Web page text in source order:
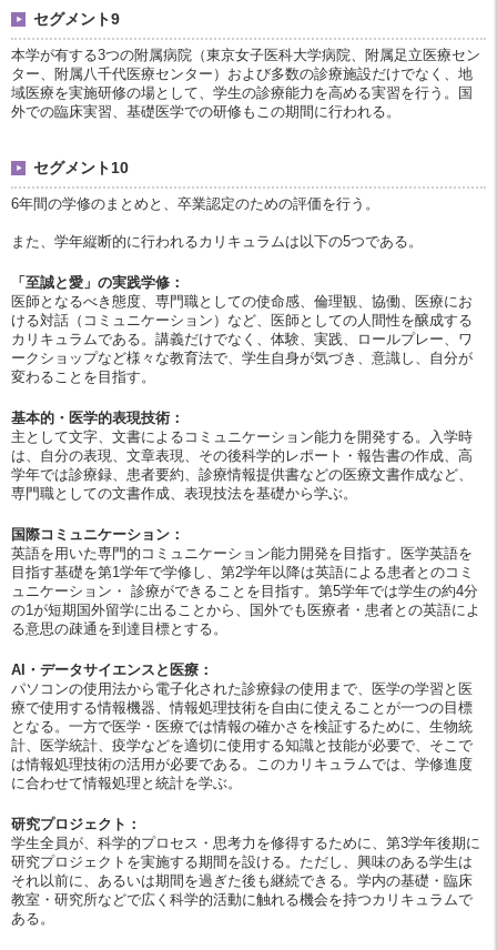
セグメント9
本学が有する3つの附属病院（東京女子医科大学病院、附属足立医療セン
ター、附属八千代医療センター）および多数の診療施設だけでなく、地
域医療を実施研修の場として、学生の診療能力を高める実習を行う。国
外での臨床実習、基礎医学での研修もこの期間に行われる。
セグメント10
6年間の学修のまとめと、卒業認定のための評価を行う。
また、学年縦断的に行われるカリキュラムは以下の5つである。
「至誠と愛」の実践学修：
医師となるべき態度、専門職としての使命感、倫理観、協働、医療にお
ける対話（コミュニケーション）など、医師としての人間性を醸成する
カリキュラムである。講義だけでなく、体験、実践、ロールプレー、ワ
ークショップなど様々な教育法で、学生自身が気づき、意識し、自分が
変わることを目指す。
基本的・医学的表現技術：
主として文字、文書によるコミュニケーション能力を開発する。入学時
は、自分の表現、文章表現、その後科学的レポート・報告書の作成、高
学年では診療録、患者要約、診療情報提供書などの医療文書作成など、
専門職としての文書作成、表現技法を基礎から学ぶ。
国際コミュニケーション：
英語を用いた専門的コミュニケーション能力開発を目指す。医学英語を
目指す基礎を第1学年で学修し、第2学年以降は英語による患者とのコミ
ュニケーション・ 診療ができることを目指す。第5学年では学生の約4分
の1が短期国外留学に出ることから、国外でも医療者・患者との英語によ
る意思の疎通を到達目標とする。
AI・データサイエンスと医療：
パソコンの使用法から電子化された診療録の使用まで、医学の学習と医
療で使用する情報機器、情報処理技術を自由に使えることが一つの目標
となる。一方で医学・医療では情報の確かさを検証するために、生物統
計、医学統計、疫学などを適切に使用する知識と技能が必要で、そこで
は情報処理技術の活用が必要である。このカリキュラムでは、学修進度
に合わせて情報処理と統計を学ぶ。
研究プロジェクト：
学生全員が、科学的プロセス・思考力を修得するために、第3学年後期に
研究プロジェクトを実施する期間を設ける。ただし、興味のある学生は
それ以前に、あるいは期間を過ぎた後も継続できる。学内の基礎・臨床
教室・研究所などで広く科学的活動に触れる機会を持つカリキュラムで
ある。